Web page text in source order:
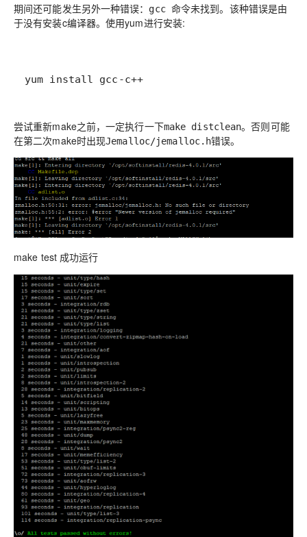
期间还可能发生另外一种错误： gcc 命令未找到。该种错误是由
于没有安装c编译器。使用yum进行安装:
yum install gcc-c++
尝试重新make之前，一定执行一下make distclean。否则可能
在第二次make时出现Jemalloc/jemalloc.h错误。
make test 成功运行